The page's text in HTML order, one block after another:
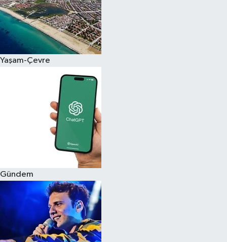
Yaşam-Çevre
Gündem
Sağlık
Siyaset
Teknoloji
Televizyon
Yaşam-Çevre